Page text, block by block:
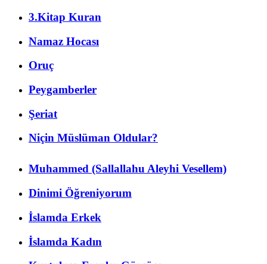
3.Kitap Kuran
Namaz Hocası
Oruç
Peygamberler
Şeriat
Niçin Müslüman Oldular?
Muhammed (Sallallahu Aleyhi Vesellem)
Dinimi Öğreniyorum
İslamda Erkek
İslamda Kadın